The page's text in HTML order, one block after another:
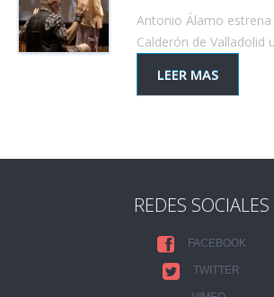
Antonio Álamo
Calderón de Valladolid
LEER MAS
REDES SOCIALES
FACEBOOK
TWITTER